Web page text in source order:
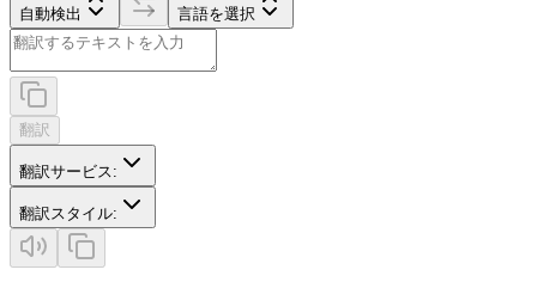
自動検出 言語を選択
翻訳
翻訳サービス :
翻訳スタイル: